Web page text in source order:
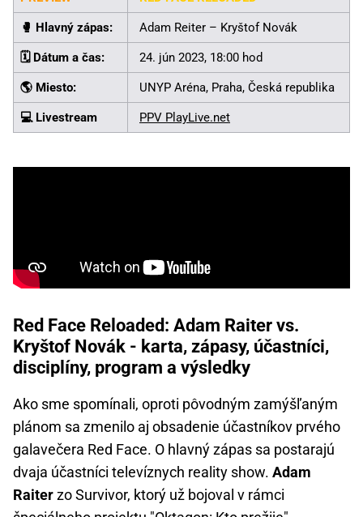
🥊️ Hlavný zápas: Adam Reiter – Kryštof Novák
🗓️ Dátum a čas: 24. jún 2023, 18:00 hod
🌎 Miesto: UNYP Aréna, Praha, Česká republika
💻 Livestream PPV PlayLive.net
Red Face Reloaded: Adam Raiter vs.
Kryštof Novák - karta, zápasy, účastníci,
disciplíny, program a výsledky
Ako sme spomínali, oproti pôvodným zamýšľaným
plánom sa zmenilo aj obsadenie účastníkov prvého
galavečera Red Face. O hlavný zápas sa postarajú
dvaja účastníci televíznych reality show. Adam
Raiterzo Survivor, ktorý už bojoval v rámci